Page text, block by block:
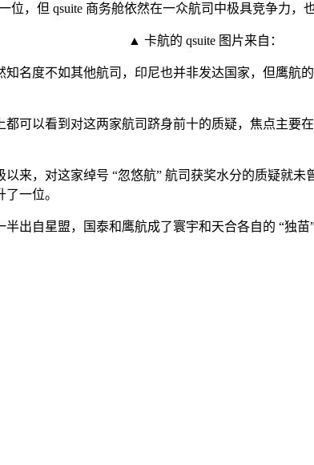
，但 qsuite 商务舱依然在一众航司中极具竞争力，
▲ 卡航的 qsuite 图片来自：
名度不如其他航司，印尼也并非发达国家，但鹰航
可以看到对这两家航司跻身前十的质疑，焦点主要
以来，对这家绰号 “忽悠航” 航司获奖水分的质疑就
一位。
出自星盟，国泰和鹰航成了寰宇和天合各自的 “独苗